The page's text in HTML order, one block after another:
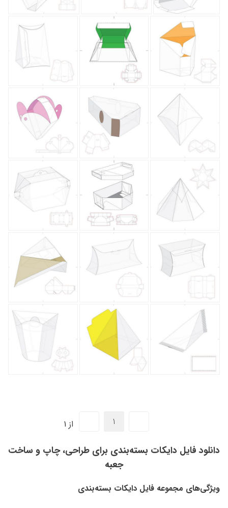
از 1
دانلود فایل دایکات بسته‌بندی برای طراحی، چاپ و ساخت
جعبه
ویژگی‌های مجموعه فایل دایکات بسته‌بندی